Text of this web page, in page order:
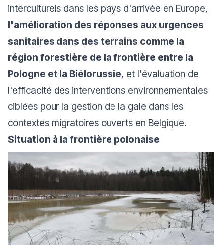
interculturels dans les pays d'arrivée en Europe,
l'amélioration des réponses aux urgences
sanitaires dans des terrains comme la
région forestière de la frontière entre la
Pologne et la Biélorussie, et l'évaluation de
l'efficacité des interventions environnementales
ciblées pour la gestion de la gale dans les
contextes migratoires ouverts en Belgique.
Situation à la frontière polonaise